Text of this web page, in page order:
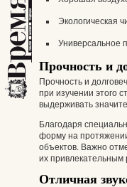
Экологическая
Универсальное
Прочность и
Прочность и
при изучении этого
выдерживать
Благодаря
форму на
объектов. Важно
их
Отличная